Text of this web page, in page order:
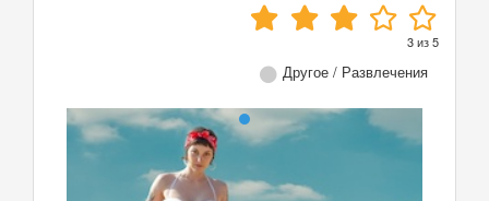
3из5
Другое / Развлечения